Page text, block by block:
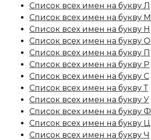
Список всех имен на букву Л
Список всех имен на букву М
Список всех имен на букву Н
Список всех имен на букву О
Список всех имен на букву П
Список всех имен на букву Р
Список всех имен на букву С
Список всех имен на букву Т
Список всех имен на букву У
Список всех имен на букву Ф
Список всех имен на букву Ц
Список всех имен на букву Ч